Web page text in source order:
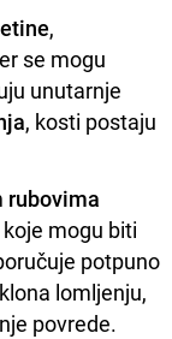
,
se mogu
unutarnje
, kosti postaju
rubovima
koje mogu biti
potpuno
lomljenju,
povrede.